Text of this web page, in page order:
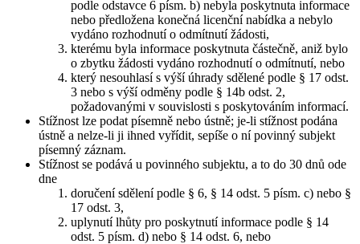
podle odstavce 6 písm. b) nebyla poskytnuta informace
nebo předložena konečná licenční nabídka a nebylo
vydáno rozhodnutí o odmítnutí žádosti,
kterému byla informace poskytnuta částečně, aniž bylo
o zbytku žádosti vydáno rozhodnutí o odmítnutí, nebo
který nesouhlasí s výší úhrady sdělené podle § 17 odst.
3 nebo s výší odměny podle § 14b odst. 2,
požadovanými v souvislosti s poskytováním informací.
Stížnost lze podat písemně nebo ústně; je-li stížnost podána
ústně a nelze-li ji ihned vyřídit, sepíše o ní povinný subjekt
písemný záznam.
Stížnost se podává u povinného subjektu, a to do 30 dnů ode
dne
doručení sdělení podle § 6, § 14 odst. 5 písm. c) nebo §
17 odst. 3,
uplynutí lhůty pro poskytnutí informace podle § 14
odst. 5 písm. d) nebo § 14 odst. 6, nebo